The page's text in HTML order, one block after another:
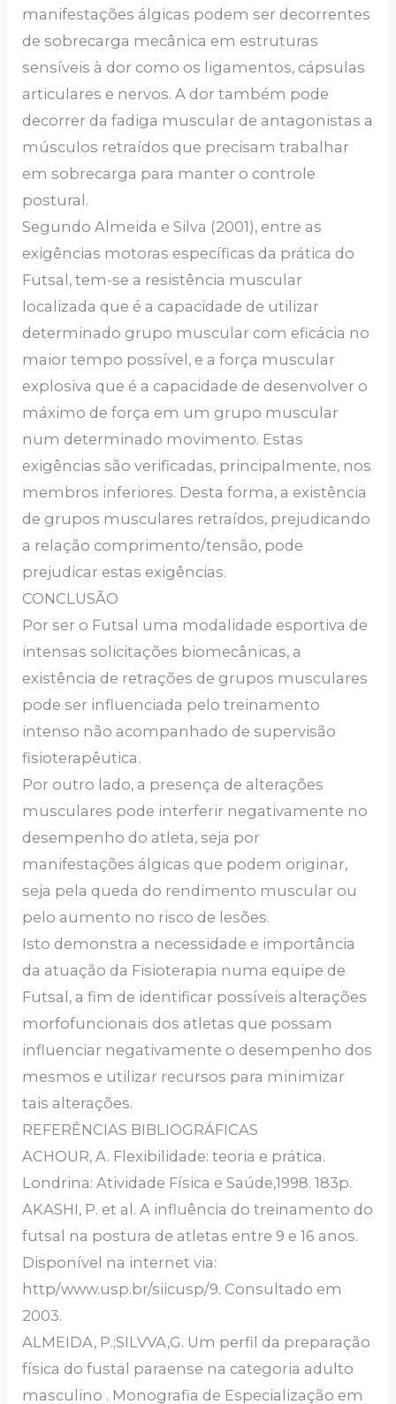
manifestações álgicas podem ser decorrentes
de sobrecarga mecânica em estruturas
sensíveis à dor como os ligamentos, cápsulas
articulares e nervos. A dor também pode
decorrer da fadiga muscular de antagonistas a
músculos retraídos que precisam trabalhar
em sobrecarga para manter o controle
postural.
Segundo Almeida e Silva (2001), entre as
exigências motoras específicas da prática do
Futsal, tem-se a resistência muscular
localizada que é a capacidade de utilizar
determinado grupo muscular com eficácia no
maior tempo possível, e a força muscular
explosiva que é a capacidade de desenvolver o
máximo de força em um grupo muscular
num determinado movimento. Estas
exigências são verificadas, principalmente, nos
membros inferiores. Desta forma, a existência
de grupos musculares retraídos, prejudicando
a relação comprimento/tensão, pode
prejudicar estas exigências.
CONCLUSÃO
Por ser o Futsal uma modalidade esportiva de
intensas solicitações biomecânicas, a
existência de retrações de grupos musculares
pode ser influenciada pelo treinamento
intenso não acompanhado de supervisão
fisioterapêutica.
Por outro lado, a presença de alterações
musculares pode interferir negativamente no
desempenho do atleta, seja por
manifestações álgicas que podem originar,
seja pela queda do rendimento muscular ou
pelo aumento no risco de lesões.
Isto demonstra a necessidade e importância
da atuação da Fisioterapia numa equipe de
Futsal, a fim de identificar possíveis alterações
morfofuncionais dos atletas que possam
influenciar negativamente o desempenho dos
mesmos e utilizar recursos para minimizar
tais alterações.
REFERÊNCIAS BIBLIOGRÁFICAS
ACHOUR, A. Flexibilidade: teoria e prática.
Londrina: Atividade Física e Saúde,1998. 183p.
AKASHI, P. et al. A influência do treinamento do
futsal na postura de atletas entre 9 e 16 anos.
Disponível na internet via:
http/www.usp.br/siicusp/9. Consultado em
2003.
ALMEIDA, P.;SILVVA,G. Um perfil da preparação
física do fustal paraense na categoria adulto
masculino . Monografia de Especialização em